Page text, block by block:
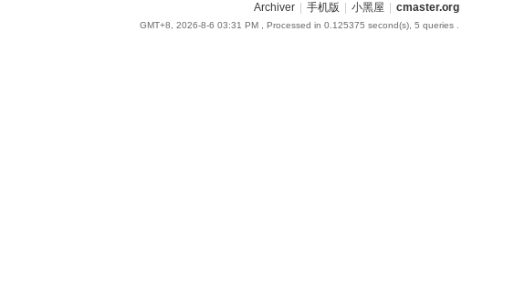
Archiver 手机版 小黑屋 cmaster.org
GMT+8, 2026-8-6 03:31 PM , Processed in 0.125375 second(s), 5 queries .